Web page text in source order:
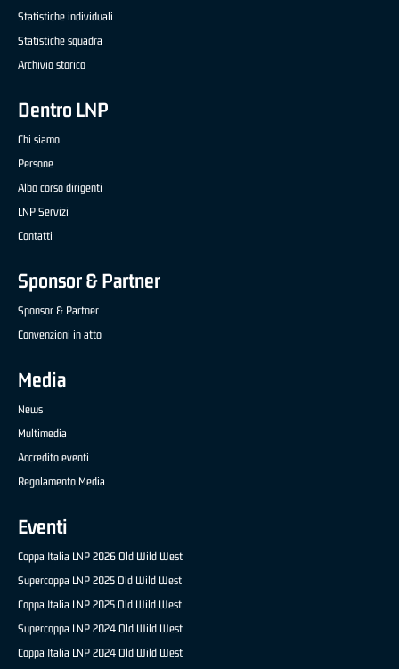
Statistiche individuali
Statistiche squadra
Archivio storico
Dentro LNP
Chi siamo
Persone
Albo corso dirigenti
LNP Servizi
Contatti
Sponsor & Partner
Sponsor & Partner
Convenzioni in atto
Media
News
Multimedia
Accredito eventi
Regolamento Media
Eventi
Coppa Italia LNP 2026 Old Wild West
Supercoppa LNP 2025 Old Wild West
Coppa Italia LNP 2025 Old Wild West
Supercoppa LNP 2024 Old Wild West
Coppa Italia LNP 2024 Old Wild West